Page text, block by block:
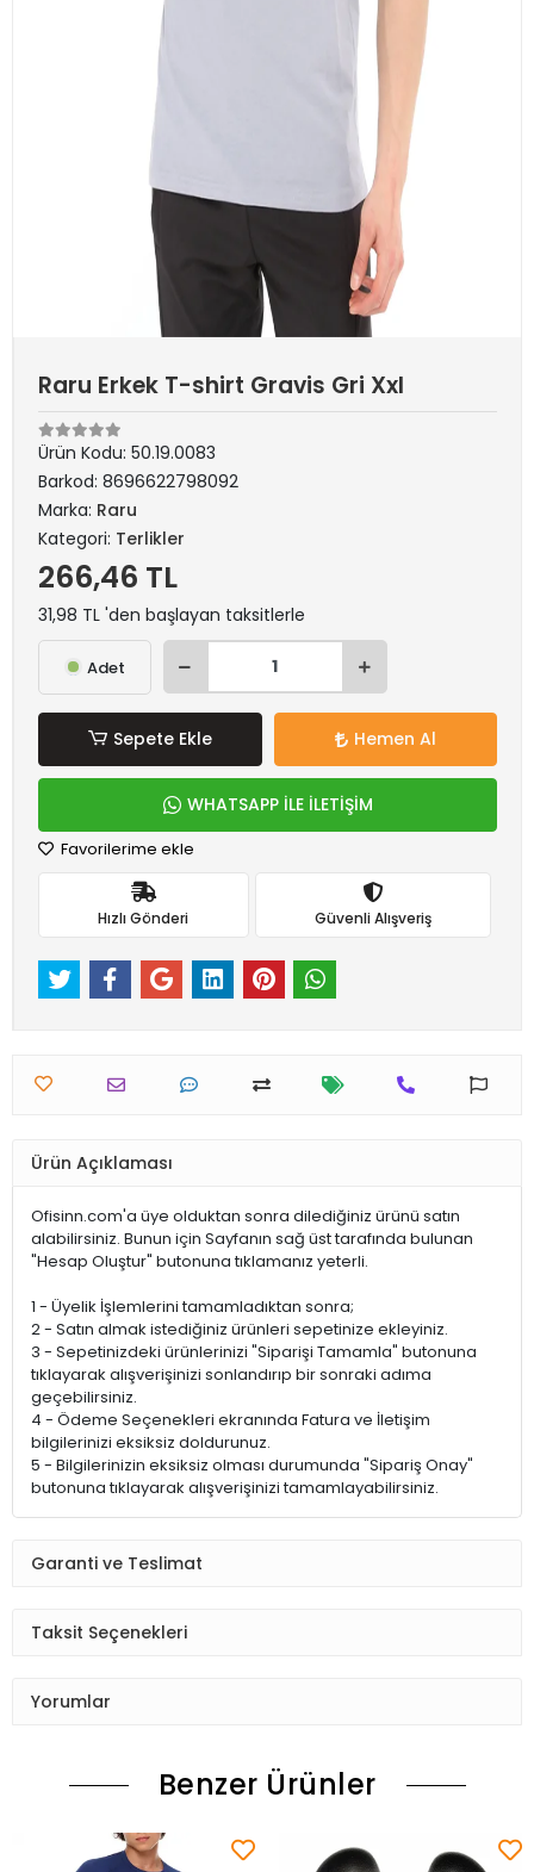
Raru Erkek T-shirt Gravis Gri Xxl
Ürün Kodu: 50.19.0083
Barkod: 8696622798092
Marka: Raru
Kategori: Terlikler
266,46 TL
31,98 TL 'den başlayan taksitlerle
Adet
Sepete Ekle Hemen Al
WHATSAPP İLE İLETİŞİM
Favorilerime ekle
Hızlı Gönderi Güvenli Alışveriş
Ürün Açıklaması
Ofisinn.com'a üye olduktan sonra dilediğiniz ürünü satın
alabilirsiniz. Bunun için Sayfanın sağ üst tarafında bulunan
"Hesap Oluştur" butonuna tıklamanız yeterli.
1 - Üyelik İşlemlerini tamamladıktan sonra;
2 - Satın almak istediğiniz ürünleri sepetinize ekleyiniz.
3 - Sepetinizdeki ürünlerinizi "Siparişi Tamamla" butonuna
tıklayarak alışverişinizi sonlandırıp bir sonraki adıma
geçebilirsiniz.
4 - Ödeme Seçenekleri ekranında Fatura ve İletişim
bilgilerinizi eksiksiz doldurunuz.
5 - Bilgilerinizin eksiksiz olması durumunda "Sipariş Onay"
butonuna tıklayarak alışverişinizi tamamlayabilirsiniz.
Garanti ve Teslimat
Taksit Seçenekleri
Yorumlar
Benzer Ürünler